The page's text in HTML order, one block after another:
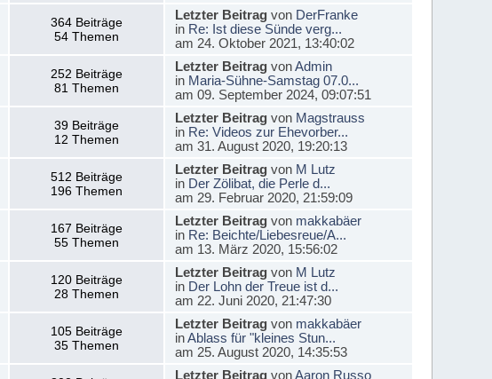
364 Beiträge
54 Themen
Letzter Beitragvon DerFranke
in Re: Ist diese Sünde verg...
am 24. Oktober 2021, 13:40:02
252 Beiträge
81 Themen
Letzter BeitragvonAdmin
in Maria-Sühne-Samstag 07.0...
am 09. September 2024, 09:07:51
39 Beiträge
12 Themen
Letzter Beitragvon Magstrauss
in Re: Videos zur Ehevorber...
am 31. August 2020, 19:20:13
512 Beiträge
196 Themen
Letzter Beitragvon M Lutz
in Der Zölibat, die Perle d...
am 29. Februar 2020, 21:59:09
167 Beiträge
55 Themen
Letzter Beitragvon makkabäer
in Re: Beichte/Liebesreue/A...
am 13. März 2020, 15:56:02
120 Beiträge
28 Themen
Letzter Beitragvon M Lutz
in Der Lohn der Treue ist d...
am 22. Juni 2020, 21:47:30
105 Beiträge
35 Themen
Letzter Beitragvon makkabäer
inAblass für "kleines Stun...
am 25. August 2020, 14:35:53
Letzter BeitragvonAaron Russo